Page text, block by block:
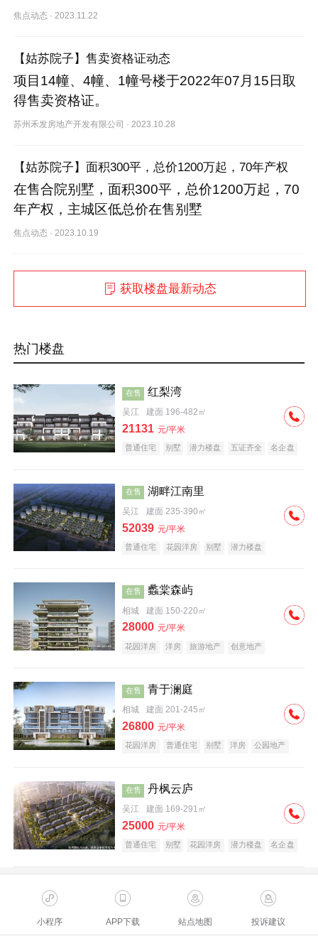
焦点动态 ·2023.11.22
【姑苏院子】售卖资格证动态
项目14幢、4幢、1幢号楼于2022年07月15日取
得售卖资格证。
苏州禾发房地产开发有限公司 ·2023.10.28
【姑苏院子】面积300平，总价1200万起，70年产权
在售合院别墅，面积300平，总价1200万起，70
年产权，主城区低总价在售别墅
焦点动态 · 2023.10.19
获取楼盘最新动态
热门楼盘
在售 红梨湾
吴江 建面 196-482㎡
21131 元/平米
普通住宅 别墅 潜力楼盘 五证齐全
名企盘
在售 湖畔江南里
吴江 建面 235-390㎡
52039 元/平米
普通住宅 花园洋房 别墅
潜力楼盘
在售 蠡棠森屿
相城 建面 150-220㎡
28000 元/平米
花园洋房 洋房 旅游地产
创意地产
在售
青于澜庭
相城 建面 201-245㎡
26800 元/平米
花园洋房 普通住宅 别墅 洋房
公园地产
在售 丹枫云庐
吴江 建面 169-291㎡
25000 元/平米
普通住宅 别墅 花园洋房 潜力楼盘
名企盘
小程序 APP下载 站点地图 投诉建议